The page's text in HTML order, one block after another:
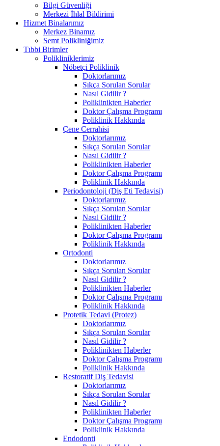
Bilgi Güvenliği
Merkezi İhlal Bildirimi
Hizmet Binalarımız
Merkez Binamız
Semt Polikliniğimiz
Tıbbi Birimler
Polikliniklerimiz
Nöbetçi Poliklinik
Doktorlarımız
Sıkça Sorulan Sorular
Nasıl Gidilir ?
Poliklinikten Haberler
Doktor Çalışma Programı
Poliklinik Hakkında
Çene Cerrahisi
Doktorlarımız
Sıkça Sorulan Sorular
Nasıl Gidilir ?
Poliklinikten Haberler
Doktor Çalışma Programı
Poliklinik Hakkında
Periodontoloji (Diş Eti Tedavisi)
Doktorlarımız
Sıkça Sorulan Sorular
Nasıl Gidilir ?
Poliklinikten Haberler
Doktor Çalışma Programı
Poliklinik Hakkında
Ortodonti
Doktorlarımız
Sıkça Sorulan Sorular
Nasıl Gidilir ?
Poliklinikten Haberler
Doktor Çalışma Programı
Poliklinik Hakkında
Protetik Tedavi (Protez)
Doktorlarımız
Sıkça Sorulan Sorular
Nasıl Gidilir ?
Poliklinikten Haberler
Doktor Çalışma Programı
Poliklinik Hakkında
Restoratif Diş Tedavisi
Doktorlarımız
Sıkça Sorulan Sorular
Nasıl Gidilir ?
Poliklinikten Haberler
Doktor Çalışma Programı
Poliklinik Hakkında
Endodonti